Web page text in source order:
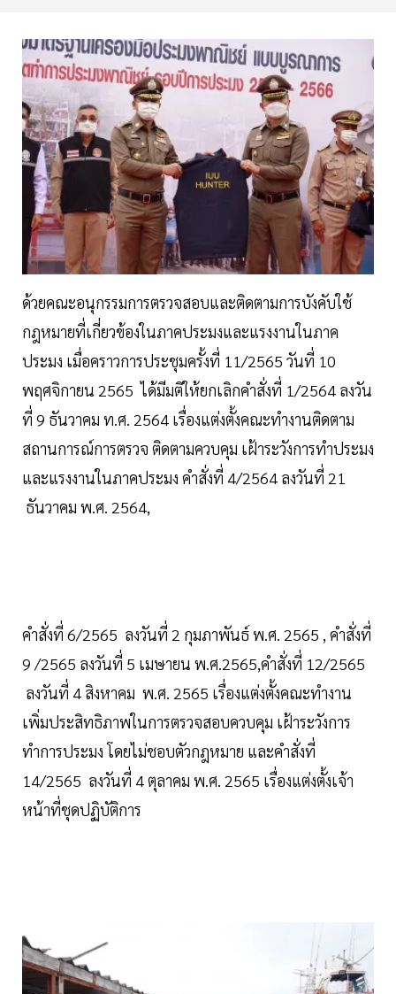
ด้วยคณะอนุกรรมการตรวจสอบและติดตามการบังคับใช้
กฎหมายที่เกี่ยวข้องในภาคประมงและแรงงานในภาค
ประมง เมื่อคราวการประชุมครั้งที่ 11/2565 วันที่ 10
พฤศจิกายน 2565 ได้มีมติให้ยกเลิกคำสั่งที่ 1/2564 ลงวัน
ที่ 9 ธันวาคม ท.ศ. 2564 เรื่องแต่งตั้งคณะทำงานติดตาม
สถานการณ์การตรวจ ติดตามควบคุม เฝ้าระวังการทำประมง
และแรงงานในภาคประมง คำสั่งที่ 4/2564 ลงวันที่ 21
ธันวาคม พ.ศ. 2564,
คำสั่งที่ 6/2565 ลงวันที่ 2 กุมภาพันธ์ พ.ศ. 2565 , คำสั่งที่
9 /2565 ลงวันที่ 5 เมษายน พ.ศ.2565,คำสั่งที่ 12/2565
ลงวันที่ 4 สิงหาคม พ.ศ. 2565 เรื่องแต่งตั้งคณะทำงาน
เพิ่มประสิทธิภาพในการตรวจสอบควบคุม เฝ้าระวังการ
ทำการประมง โดยไม่ชอบตัวกฎหมาย และคำสั่งที่
14/2565 ลงวันที่ 4 ตุลาคม พ.ศ. 2565 เรื่องแต่งตั้งเจ้า
หน้าที่ชุดปฏิบัติการ